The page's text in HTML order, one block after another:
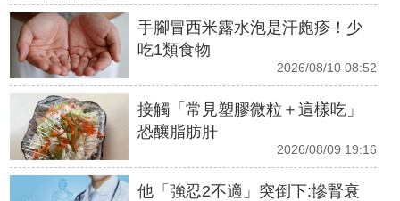
手腳冒西米露水泡是汗皰疹！少
吃1類食物
2026/08/10 08:52
接觸「常見塑膠微粒＋這樣吃」
恐釀脂肪肝
2026/08/09 19:16
他「強忍2不適」突倒下:慘腎衰